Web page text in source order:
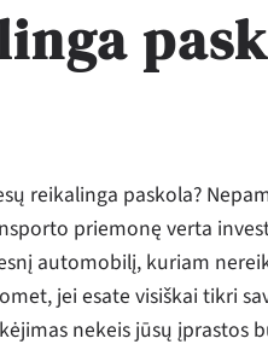
reikalinga paskola?
priemonę verta
automobilį, kuriam
jei esate visiškai tikri
nekeis jūsų įprastos